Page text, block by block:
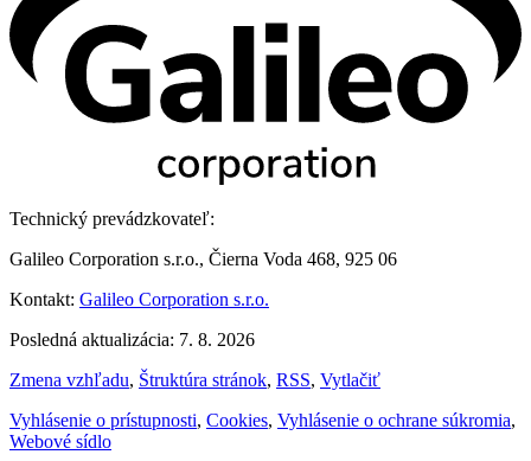
Technický prevádzkovateľ:
Galileo Corporation s.r.o., Čierna Voda 468, 925 06
Kontakt: Galileo Corporation s.r.o.
Posledná aktualizácia: 7. 8. 2026
Zmena vzhľadu, Štruktúra stránok, RSS, Vytlačiť
Vyhlásenie o prístupnosti, Cookies, Vyhlásenie o ochrane súkromia,
Webové sídlo